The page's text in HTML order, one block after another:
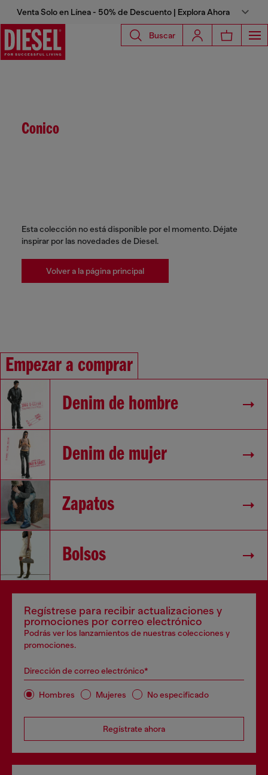
Venta Solo en Línea - 50% de Descuento | Explora Ahora
Buscar
Conico
Esta colección no está disponible por el momento. Déjate
inspirar por las novedades de Diesel.
Volver a la página principal
Empezar a comprar
Denim de hombre
Denim de mujer
Zapatos
Bolsos
Regístrese para recibir actualizaciones y
promociones por correo electrónico
Podrás ver los lanzamientos de nuestras colecciones y
promociones.
Dirección de correo electrónico*
Hombres Mujeres No especificado
Regístrate ahora